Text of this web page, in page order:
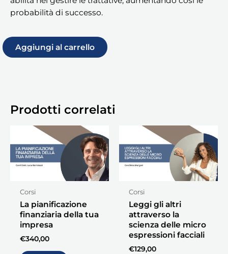
probabilità di successo.
Aggiungi al carrello
Prodotti correlati
Corsi
La pianificazione
finanziaria della tua
impresa
€340,00
Corsi
Leggi gli altri
attraverso la
scienza delle micro
espressioni facciali
€129,00